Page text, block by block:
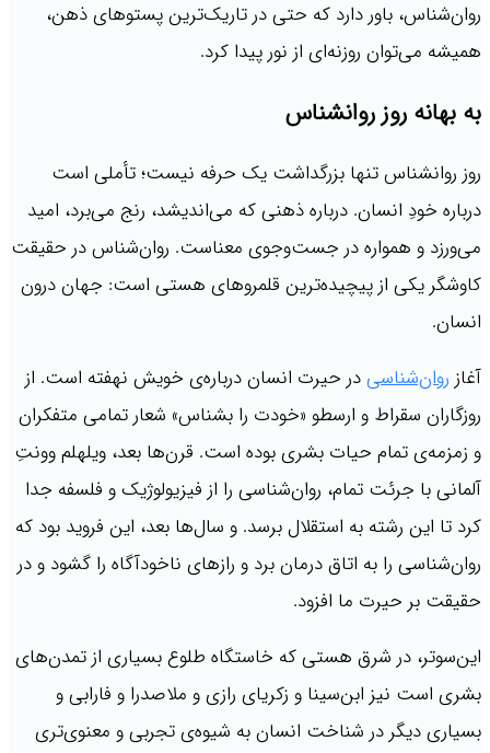
روان‌شناس، باور دارد که حتی در تاریک‌ترین پستوهای ذهن،
همیشه می‌توان روزنه‌ای از نور پیدا کرد.
به بهانه روز روانشناس
روز روانشناس تنها بزرگداشت یک حرفه نیست؛ تأملی است
درباره خودِ انسان. درباره ذهنی که می‌اندیشد، رنج می‌برد، امید
می‌ورزد و همواره در جست‌وجوی معناست. روان‌شناس در حقیقت
کاوشگر یکی از پیچیده‌ترین قلمروهای هستی است: جهان درون
انسان.
آغاز روان‌شناسیدر حیرت انسان درباره‌ی خویش نهفته است. از
روزگاران سقراط و ارسطو «خودت را بشناس» شعار تمامی متفکران
و زمزمه‌ی تمام حیات بشری بوده است. قرن‌ها بعد، ویلهلم وونتِ
آلمانی با جرئت تمام، روان‌شناسی را از فیزیولوژیک و فلسفه جدا
کرد تا این رشته به استقلال برسد. و سال‌ها بعد، این فروید بود که
روان‌شناسی را به اتاق درمان برد و رازهای ناخودآگاه را گشود و در
حقیقت بر حیرت ما افزود.
این‌سوتر، در شرق هستی که خاستگاه طلوع بسیاری از تمدن‌های
بشری است نیز ابن‌سینا و زکریای رازی و ملاصدرا و فارابی و
بسیاری دیگر در شناخت انسان به شیوه‌ی تجربی و معنوی‌تری